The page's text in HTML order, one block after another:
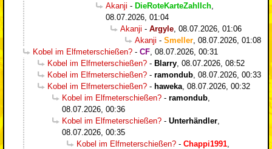
Akanji - DieRoteKarteZahlIch
08.07.2026, 01:04
Akanji - Argyle 08.07.2026, 01:06
Akanji - Smeller 08.07.2026, 01:08
Kobel im Elfmeterschießen? - CF 08.07.2026, 00:31
Kobel im Elfmeterschießen? - Blarry 08.07.2026, 08:52
Kobel im Elfmeterschießen? - ramondub 08.07.2026, 00:33
Kobel im Elfmeterschießen? - haweka 08.07.2026, 00:32
Kobel im Elfmeterschießen? - ramondub
08.07.2026, 00:36
Kobel im Elfmeterschießen? - Unterhändler
08.07.2026, 00:35
Kobel im Elfmeterschießen? - Chappi1991